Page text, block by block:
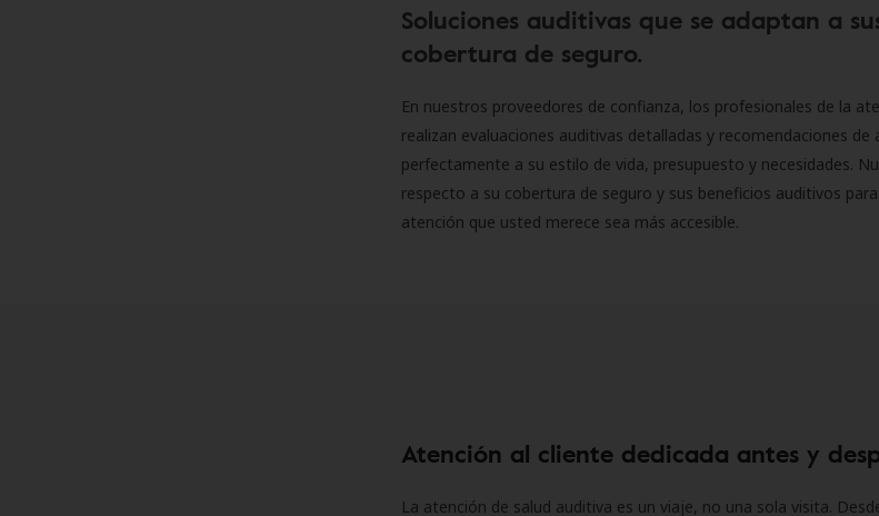
Soluciones auditivas que se adaptan a
cobertura de seguro.
En nuestros proveedores de confianza, los profesionales de la
realizan evaluaciones auditivas detalladas y recomendaciones
perfectamente a su estilo de vida, presupuesto y necesidades.
respecto a su cobertura de seguro y sus beneficios auditivos
atención que usted merece sea más accesible.
Atención al cliente dedicada antes y
La atención de salud auditiva es un viaje, no una sola visita.